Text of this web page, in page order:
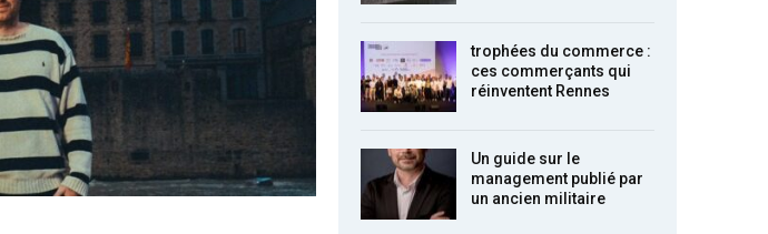
trophées du commerce :
ces commerçants qui
réinventent Rennes
Un guide sur le
management publié par
un ancien militaire